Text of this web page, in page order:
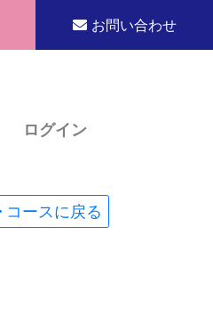
お問い合わせ
ログイン
コースに戻る